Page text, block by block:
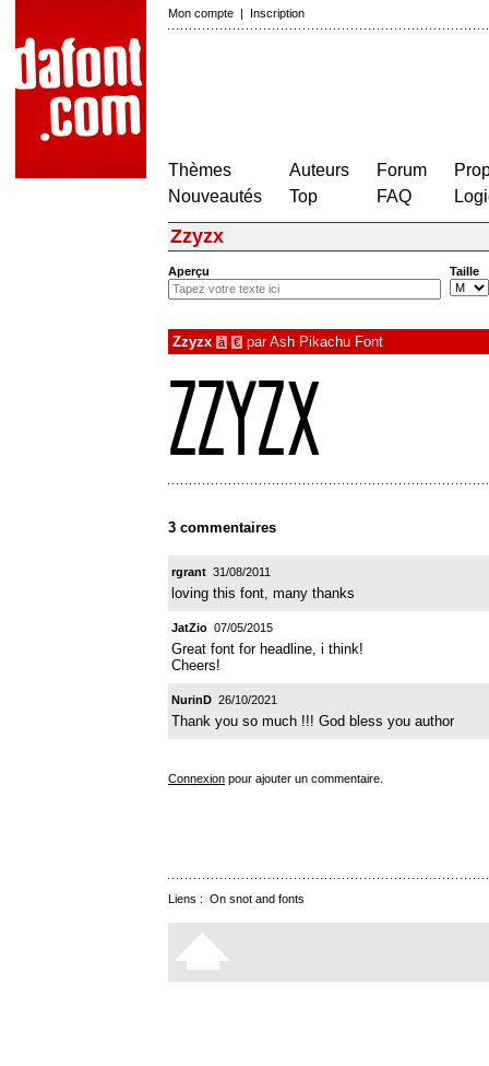
Mon compte | Inscription
Thèmes
Nouveautés
Auteurs
Top
Forum
FAQ
Zzyzx
Aperçu Taille
Zzyzx à € parAsh Pikachu Font
3 commentaires
rgrant 31/08/2011
loving this font, many thanks
JatZio 07/05/2015
Great font for headline, i think!
Cheers!
NurinD 26/10/2021
Thank you so much !!! God bless you author
Connexion pour ajouter un commentaire.
Liens : On snot and fonts